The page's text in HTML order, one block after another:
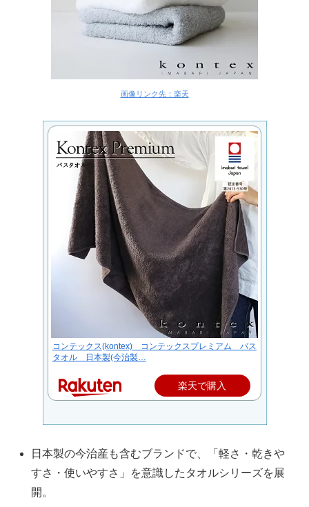
画像リンク先：楽天
コンテックス(kontex) コンテックスプレミアム バス
タオル 日本製(今治製…
楽天で購入
日本製の今治産も含むブランドで、「軽さ・乾きや
すさ・使いやすさ」を意識したタオルシリーズを展
開。